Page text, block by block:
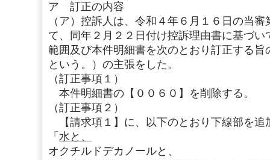
ア 訂正の内容
（ア）控訴人は、令和４年６月１６日の当
て、同年２月２２日付け控訴理由書に基づ
範囲及び本件明細書を次のとおり訂正する
という。）の主張をした。
（訂正事項１）
本件明細書の【００６０】を削除する。
（訂正事項２）
【請求項１】に、以下のとおり下線部を追
「 水と、
オクチルドデカノールと、